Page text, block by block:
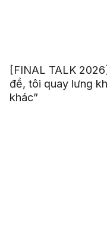
[FINAL TALK
đề, tôi quay lưng
khác”